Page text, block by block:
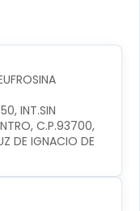
INT.SIN
C.P.93700,
DE IGNACIO DE